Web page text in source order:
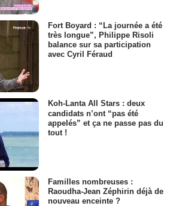
Fort Boyard : “La journée a été
très longue”, Philippe Risoli
balance sur sa participation
avec Cyril Féraud
Koh-Lanta All Stars : deux
candidats n’ont “pas été
appelés” et ça ne passe pas du
tout !
Familles nombreuses :
Raoudha-Jean Zéphirin déjà de
nouveau enceinte ?